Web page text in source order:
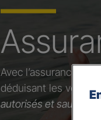
Avec l’assurance
déduisant les
autorisés et sauf